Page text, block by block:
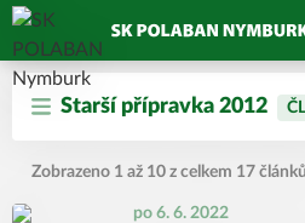
Starší přípravka 2012
Zobrazeno 1 až 10 z celkem 17
po 6. 6. 2022